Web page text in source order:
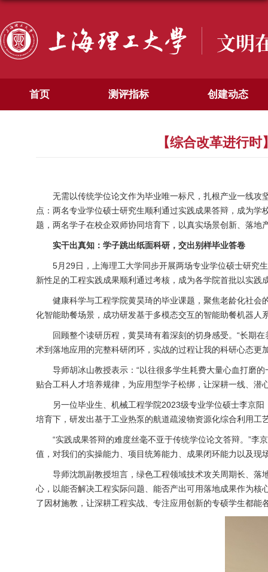
文明
首页 测评指标 创建动态
【综合改革进行
无需以传统学位论文作为毕业唯一标尺，扎根产业一线
点：两名专业学位硕士研究生顺利通过实践成果答辩，成为
题，两名学子在校企双师协同培育下，以真实场景创新、落
实干出真知：学子跳出纸面科研，交出别样毕业答卷
5月29日，上海理工大学同步开展两场专业学位硕士研究
新性足的工程实践成果顺利通过考核，成为各学院首批以实
健康科学与工程学院黄昊琦的毕业课题，聚焦老龄化社
化智能助餐场景，成功研发基于多模态交互的智能助餐机器
回顾整个读研历程，黄昊琦有着深刻的切身感受。“长期
术到落地应用的完整科研闭环，实战的过程让我的科研心态更
导师胡冰山教授表示：“以往很多学生耗费大量心血打磨
贴合工科人才培养规律，为应用型学子松绑，让深耕一线、潜
另一位毕业生、机械工程学院2023级专业学位硕士李京
培育下，研发出基于工业热泵的航道疏浚物资源化综合利用工
“实践成果答辩的难度丝毫不亚于传统学位论文答辩。”
值，对我们的实操能力、项目统筹能力、成果闭环能力以及现
导师沈凯副教授坦言，绿色工程领域技术攻关周期长、
心，以能否解决工程实际问题、能否产出可用落地成果作为
了因材施教，让深耕工程实战、专注应用创新的专硕学生都能